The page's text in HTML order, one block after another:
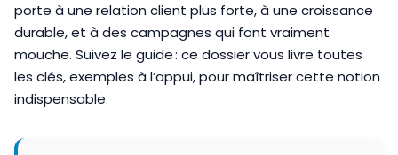
porte à une relation client plus forte, à une croissance
durable, et à des campagnes qui font vraiment
mouche. Suivez le guide : ce dossier vous livre toutes
les clés, exemples à l’appui, pour maîtriser cette notion
indispensable.